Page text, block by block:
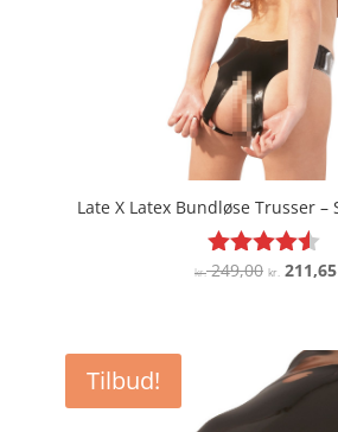
Late X Latex Bundløse Trusser –
Vurderet
kr.249,00 Den
var:
kr. 249,00.
kr.211,65
Tilbud!